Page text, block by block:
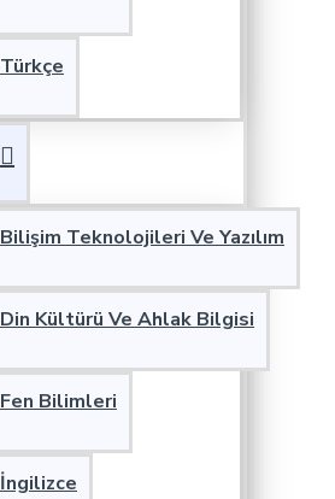
Türkçe
Bilişim Teknolojileri Ve Yazılım
Din Kültürü Ve Ahlak Bilgisi
Fen Bilimleri
İngilizce